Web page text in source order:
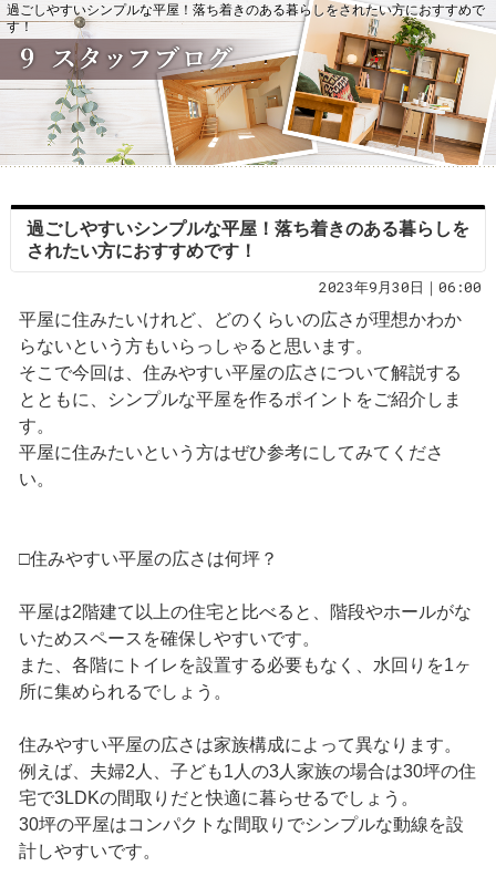
過ごしやすいシンプルな平屋！落ち着きのある暮らしをされたい方におすすめで
す！
過ごしやすいシンプルな平屋！落ち着きのある暮らしを
されたい方におすすめです！
2023年9月30日｜06:00
平屋に住みたいけれど、どのくらいの広さが理想かわか
らないという方もいらっしゃると思います。
そこで今回は、住みやすい平屋の広さについて解説する
とともに、シンプルな平屋を作るポイントをご紹介しま
す。
平屋に住みたいという方はぜひ参考にしてみてくださ
い。
□住みやすい平屋の広さは何坪？
平屋は2階建て以上の住宅と比べると、階段やホールがな
いためスペースを確保しやすいです。
また、各階にトイレを設置する必要もなく、水回りを1ヶ
所に集められるでしょう。
住みやすい平屋の広さは家族構成によって異なります。
例えば、夫婦2人、子ども1人の3人家族の場合は30坪の住
宅で3LDKの間取りだと快適に暮らせるでしょう。
30坪の平屋はコンパクトな間取りでシンプルな動線を設
計しやすいです。